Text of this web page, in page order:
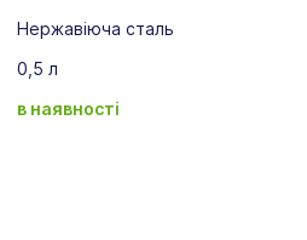
Нержавіюча сталь
0,5 л
в наявності